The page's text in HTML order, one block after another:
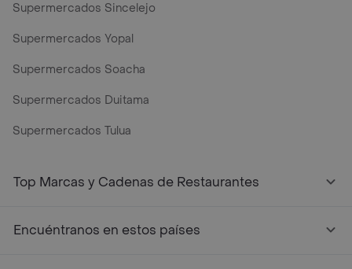
Supermercados Sincelejo
Supermercados Yopal
Supermercados Soacha
Supermercados Duitama
Supermercados Tulua
Top Marcas y Cadenas de Restaurantes
Encuéntranos en estos países